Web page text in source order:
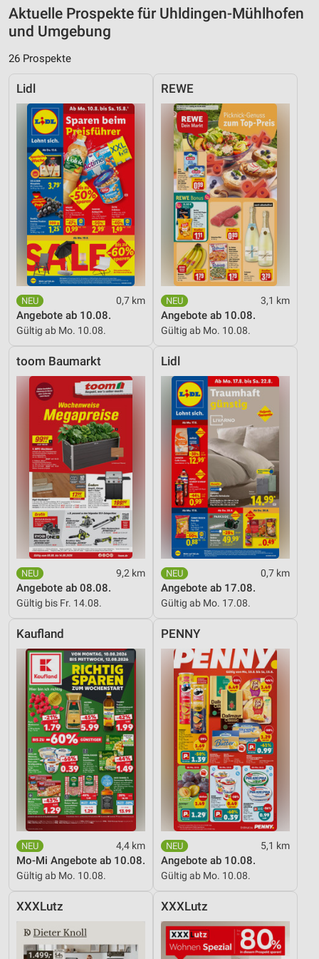
Aktuelle Prospekte für Uhldingen-Mühlhofen
und Umgebung
26 Prospekte
Lidl
0,7 km
Angebote ab 10.08.
Gültig ab Mo. 10.08.
REWE
3,1 km
Angebote ab 10.08.
Gültig ab Mo. 10.08.
toom Baumarkt
9,2 km
Angebote ab 08.08.
Gültig bis Fr. 14.08.
Lidl
0,7 km
Angebote ab 17.08.
Gültig ab Mo. 17.08.
Kaufland
4,4 km
Mo-Mi Angebote ab 10.08.
Gültig ab Mo. 10.08.
PENNY
5,1 km
Angebote ab 10.08.
Gültig ab Mo. 10.08.
XXXLutz XXXLutz